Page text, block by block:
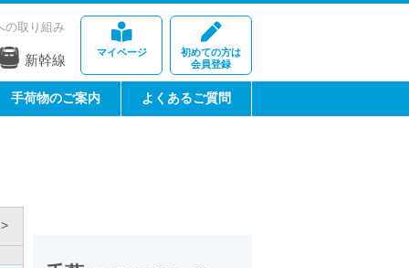
マイページ
初めての方は
会員登録
の取り組み
新幹線
手荷物のご案内 よくあるご質問